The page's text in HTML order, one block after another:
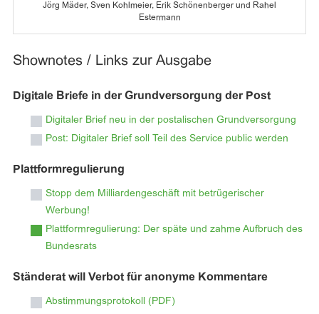
Jörg Mäder, Sven Kohlmeier, Erik Schönenberger und Rahel
Estermann
Shownotes / Links zur Ausgabe
Digitale Briefe in der Grundversorgung der Post
Digitaler Brief neu in der postalischen Grundversorgung
Post: Digitaler Brief soll Teil des Service public werden
Plattformregulierung
Stopp dem Milliardengeschäft mit betrügerischer
Werbung!
Plattformregulierung: Der späte und zahme Aufbruch des
Bundesrats
Ständerat will Verbot für anonyme Kommentare
Abstimmungsprotokoll (PDF)